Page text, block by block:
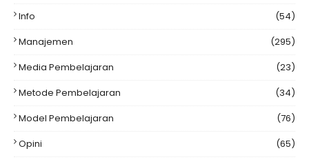
Info
(54)
Manajemen
(295)
Media Pembelajaran
(23)
Metode Pembelajaran
(34)
Model Pembelajaran
(76)
Opini
(65)